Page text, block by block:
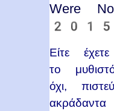
Were
2015
Είτε
το
όχι,